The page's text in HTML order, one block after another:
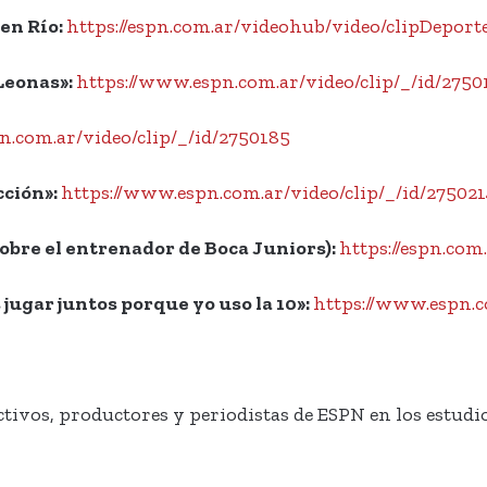
Río:https://espn.com.ar/videohub/video/
https://www.espn.com.ar/video/clip/_/id/
video/clip/_/id/2750185
https://www.espn.com.ar/video/clip/_/id/
el entrenador de Boca Juniors):https://
juntos porque yo uso la 10»:https://
productores y periodistas de ESPN en los